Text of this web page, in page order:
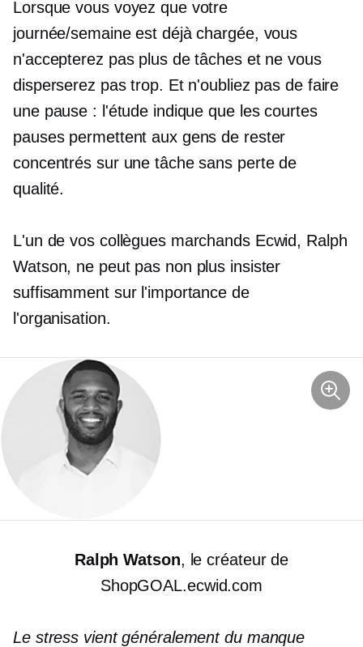
Lorsque vous voyez que votre
journée/semaine est déjà chargée, vous
n'accepterez pas plus de tâches et ne vous
disperserez pas trop. Et n'oubliez pas de faire
une pause : l'étude indique que les courtes
pauses permettent aux gens de rester
concentrés sur une tâche sans perte de
qualité.
L'un de vos collègues marchands Ecwid, Ralph
Watson, ne peut pas non plus insister
suffisamment sur l'importance de
l'organisation.
Ralph Watson, le créateur de
ShopGOAL.ecwid.com
Le stress vient généralement du manque